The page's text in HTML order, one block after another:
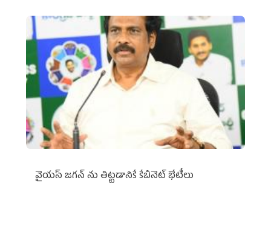
వైయ‌స్ జగన్‌ ను తిట్టడానికే కేబినెట్‌ భేటీలు